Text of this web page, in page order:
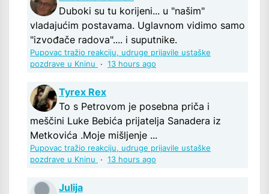
Duboki su tu korijeni... u "našim"
vladajućim postavama. Uglavnom vidimo samo
"izvođače radova".... i suputnike.
Pupovac tražio reakciju, udruge prijavile ustaške
pozdrave u Kninu
· 13 hours ago
Tyrex Rex
To s Petrovom je posebna priča i
meščini Luke Bebića prijatelja Sanadera iz
Metkovića .Moje mišljenje ...
Pupovac tražio reakciju, udruge prijavile ustaške
pozdrave u Kninu
· 13 hours ago
Julija